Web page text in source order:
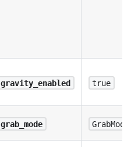
gravity_enabled true
grab_mode